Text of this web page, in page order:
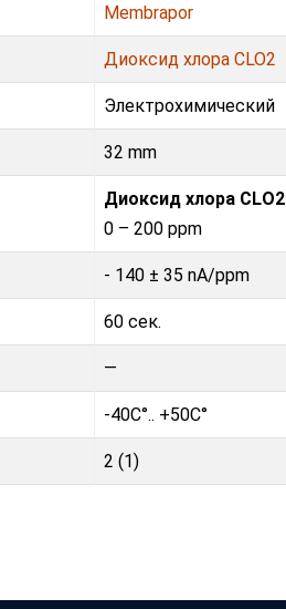
Membrapor
Диоксид хлора CLO2
Электрохимический
32 mm
Диоксид хлора CLO2
0 – 200 ppm
- 140 ± 35 nA/ppm
60 сек.
—
-40C°.. +50C°
2 (1)